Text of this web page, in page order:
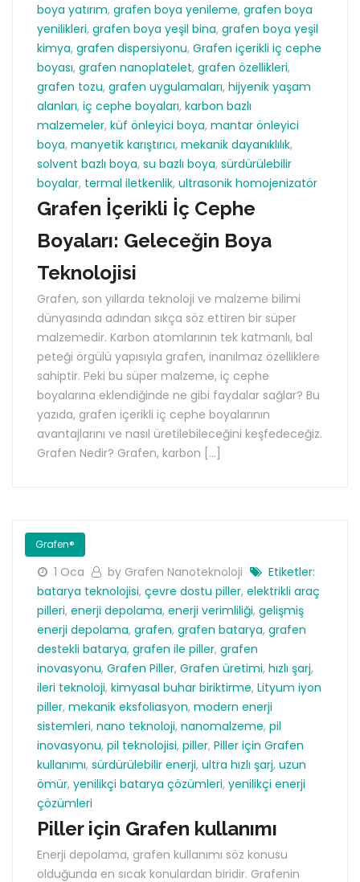
boya yatırım, grafen boya yenileme, grafen boya
yenilikleri, grafen boya yeşil bina, grafen boya yeşil
kimya, grafen dispersiyonu, Grafen içerikli iç cephe
boyası, grafen nanoplatelet, grafen özellikleri,
grafen tozu, grafen uygulamaları, hijyenik yaşam
alanları, iç cephe boyaları, karbon bazlı
malzemeler, küf önleyici boya, mantar önleyici
boya, manyetik karıştırıcı, mekanik dayanıklılık,
solvent bazlı boya, su bazlı boya, sürdürülebilir
boyalar, termal iletkenlik, ultrasonik homojenizatör
Grafen İçerikli İç Cephe
Boyaları: Geleceğin Boya
Teknolojisi
Grafen, son yıllarda teknoloji ve malzeme bilimi
dünyasında adından sıkça söz ettiren bir süper
malzemedir. Karbon atomlarının tek katmanlı, bal
peteği örgülü yapısıyla grafen, inanılmaz özelliklere
sahiptir. Peki bu süper malzeme, iç cephe
boyalarına eklendiğinde ne gibi faydalar sağlar? Bu
yazıda, grafen içerikli iç cephe boyalarının
avantajlarını ve nasıl üretilebileceğini keşfedeceğiz.
Grafen Nedir? Grafen, karbon […]
Grafen®
1 Oca by Grafen Nanoteknoloji
Etiketler:
batarya teknolojisi, çevre dostu piller, elektrikli araç
pilleri, enerji depolama, enerji verimliliği, gelişmiş
enerji depolama, grafen, grafen batarya, grafen
destekli batarya, grafen ile piller, grafen
inovasyonu, Grafen Piller, Grafen üretimi, hızlı şarj,
ileri teknoloji, kimyasal buhar biriktirme, Lityum iyon
piller, mekanik eksfoliasyon, modern enerji
sistemleri, nano teknoloji, nanomalzeme, pil
inovasyonu, pil teknolojisi, piller, Piller için Grafen
kullanımı, sürdürülebilir enerji, ultra hızlı şarj, uzun
ömür, yenilikçi batarya çözümleri, yenilikçi enerji
çözümleri
Piller için Grafen kullanımı
Enerji depolama, grafen kullanımı söz konusu
olduğunda en sıcak konulardan biridir. Grafenin